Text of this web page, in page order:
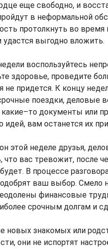
еще свободно, и
в неформальной
протолкнуть во
удастся выгодно вложить.
воспользуйтесь
здоровье, проведите
не придется. К концу
поездки, деловые
документы или
идей, вам останется их
этой неделе друзья,
что вас тревожит, после
В процессе
ваш выбор. Смело
финансовые
срочным долгам и
новых знакомых или
они не испортят